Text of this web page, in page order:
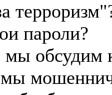
пароли?
обсудим